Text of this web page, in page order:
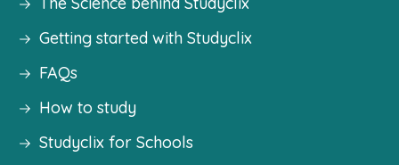
Getting started with Studyclix
FAQs
How to study
Studyclix for Schools